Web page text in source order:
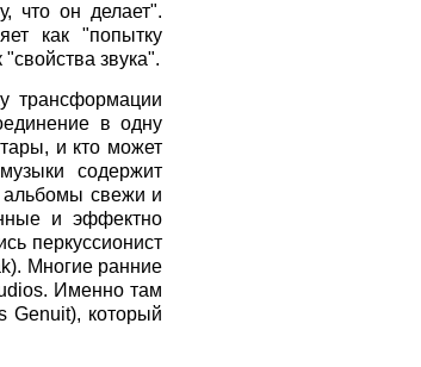
что он делает".
как "попытку
звука".
трансформации
в одну
и кто может
содержит
альбомы свежи и
и эффектно
перкуссионист
Многие ранние
Именно там
Genuit), который